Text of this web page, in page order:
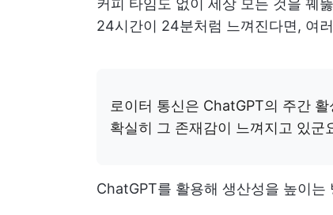
커피 타임도 없이 세상 모든 것을 꿰
24시간이 24분처럼 느껴진다면, 여
로이터 통신은 ChatGPT의 주간
확실히 그 존재감이 느껴지고 있군
ChatGPT를 활용해 생산성을 높이